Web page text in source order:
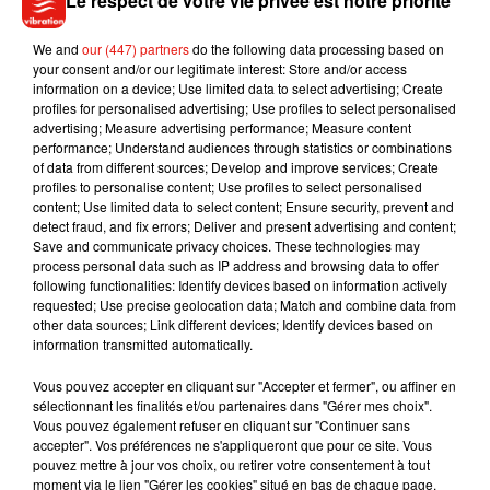
années, les scientifiques observent que certains régimes
riches en fruits, légumes et aliments peu transformés sont
associés à une meilleure santé psychologique. Les agrumes
pourraient ainsi constituer un élément supplémentaire de
cette stratégie de prévention.
Musique
7 août 2026
Julien Lieb s’essaye à la vie de chatelain
dans son nouveau clip
Madonna sort enfin le remix de « Love
Sensation » avec Kylie Minogue
We and our (447) partnersdo the following data processing based on
your consent and/or our legitimate interest: Store and/or access
information on a device; Use limited data to select advertising; Create
profiles for personalised advertising; Use profiles to select personalised
advertising; Measure advertising performance; Measure content
performance; Understand audiences through statistics or combinations
of data from different sources; Develop and improve services; Create
profiles to personalise content; Use profiles to select personalised
content; Use limited data to select content; Ensure security, prevent and
detect fraud, and fix errors; Deliver and present advertising and content;
Save and communicate privacy choices. These technologies may
process personal data such as IP address and browsing data to offer
following functionalities: Identify devices based on information actively
requested; Use precise geolocation data; Match and combine data from
other data sources; Link different devices; Identify devices based on
information transmitted automatically.
Vous pouvez accepter en cliquant sur "Accepter et fermer", ou affiner en
sélectionnant les finalités et/ou partenaires dans "Gérer mes choix".
Vous pouvez également refuser en cliquant sur "Continuer sans
accepter". Vos préférences ne s'appliqueront que pour ce site. Vous
pouvez mettre à jour vos choix, ou retirer votre consentement à tout
moment via le lien "Gérer les cookies" situé en bas de chaque page.